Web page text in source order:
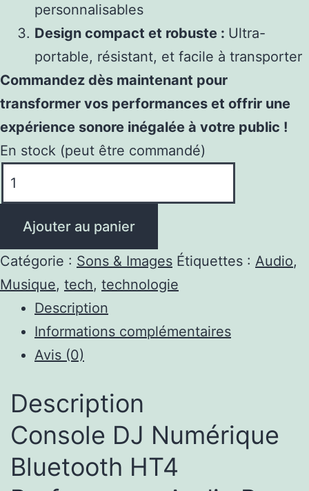
personnalisables
Design compact et robuste : Ultra-
portable, résistant, et facile à transporter
Commandez dès maintenant pour
transformer vos performances et offrir une
expérience sonore inégalée à votre public !
En stock (peut être commandé)
de
Numérique
Canaux
Professionnels
Exigeants
Ajouter au panier
Catégorie : Sons & Images Étiquettes : Audio,
Musique, tech, technologie
Description
Informations complémentaires
Avis (0)
Description
Console DJ Numérique
Bluetooth HT4